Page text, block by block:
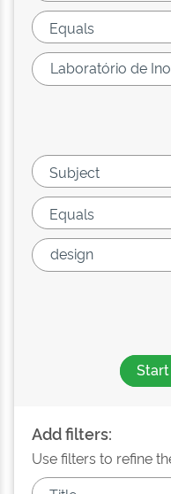
Add filters:
Use filters to refine